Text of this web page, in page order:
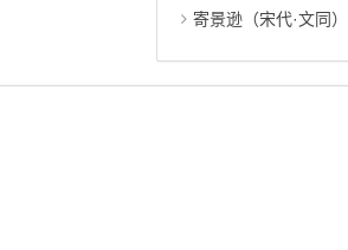
寄景逊（宋代·文同）